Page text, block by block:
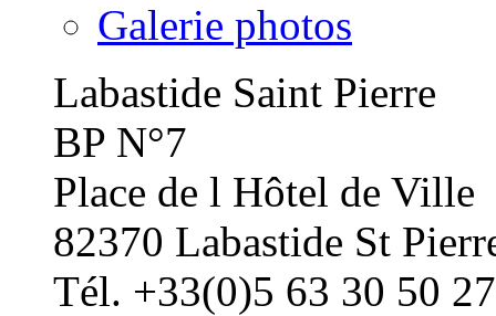
Galerie photos
Labastide Saint Pierre
BP N°7
Place de l Hôtel de Ville
82370 Labastide St
Tél. +33(0)5 63 30 50 27